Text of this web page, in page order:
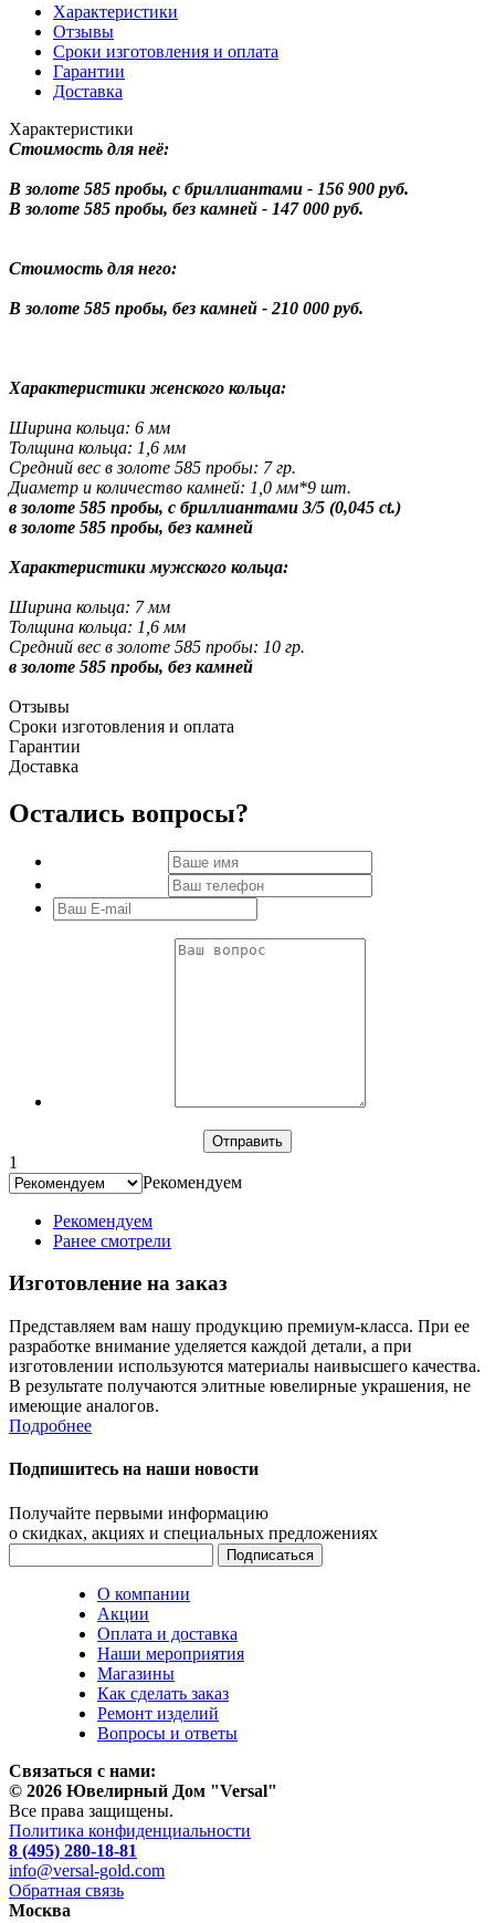
Характеристики
Отзывы
Сроки изготовления и оплата
Гарантии
Доставка
Характеристики
Стоимость для неё:
В золоте 585 пробы, с бриллиантами - 156 900 руб.
В золоте 585 пробы, без камней - 147 000 руб.
Стоимость для него:
В золоте 585 пробы, без камней - 210 000 руб.
Характеристики женского кольца:
Ширина кольца: 6 мм
Толщина кольца: 1,6 мм
Средний вес в золоте 585 пробы: 7 гр.
Диаметр и количество камней: 1,0 мм*9 шт.
в золоте 585 пробы, с бриллиантами 3/5 (0,045 ct.)
в золоте 585 пробы, без камней
Характеристики мужского кольца:
Ширина кольца: 7 мм
Толщина кольца: 1,6 мм
Средний вес в золоте 585 пробы: 10 гр.
в золоте 585 пробы, без камней
Отзывы
Сроки изготовления и оплата
Гарантии
Доставка
Остались вопросы?
1
Рекомендуем
Рекомендуем
Ранее смотрели
Изготовление на заказ
Представляем вам нашу продукцию премиум-класса. При ее
разработке внимание уделяется каждой детали, а при
изготовлении используются материалы наивысшего качества.
В результате получаются элитные ювелирные украшения, не
имеющие аналогов.
Подробнее
Подпишитесь на наши новости
Получайте первыми информацию
о скидках, акциях и специальных предложениях
О компании
Акции
Оплата и доставка
Наши мероприятия
Магазины
Как сделать заказ
Ремонт изделий
Вопросы и ответы
Связаться с нами:
© 2026 Ювелирный Дом "Versal"
Все права защищены.
Политика конфиденциальности
8 (495) 280-18-81
info@versal-gold.com
Обратная связь
Москва